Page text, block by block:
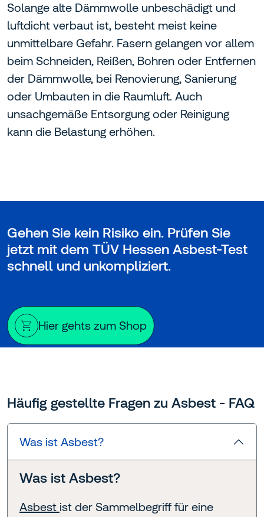
Solange alte Dämmwolle unbeschädigt und
luftdicht verbaut ist, besteht meist keine
unmittelbare Gefahr. Fasern gelangen vor allem
beim Schneiden, Reißen, Bohren oder Entfernen
der Dämmwolle, bei Renovierung, Sanierung
oder Umbauten in die Raumluft. Auch
unsachgemäße Entsorgung oder Reinigung
kann die Belastung erhöhen.
Gehen Sie kein Risiko ein. Prüfen Sie
jetzt mit dem TÜV Hessen Asbest-Test
schnell und unkompliziert.
Hier gehts zum Shop
Häufig gestellte Fragen zu Asbest - FAQ
Was ist Asbest?
Was ist Asbest?
Asbest ist der Sammelbegriff für eine